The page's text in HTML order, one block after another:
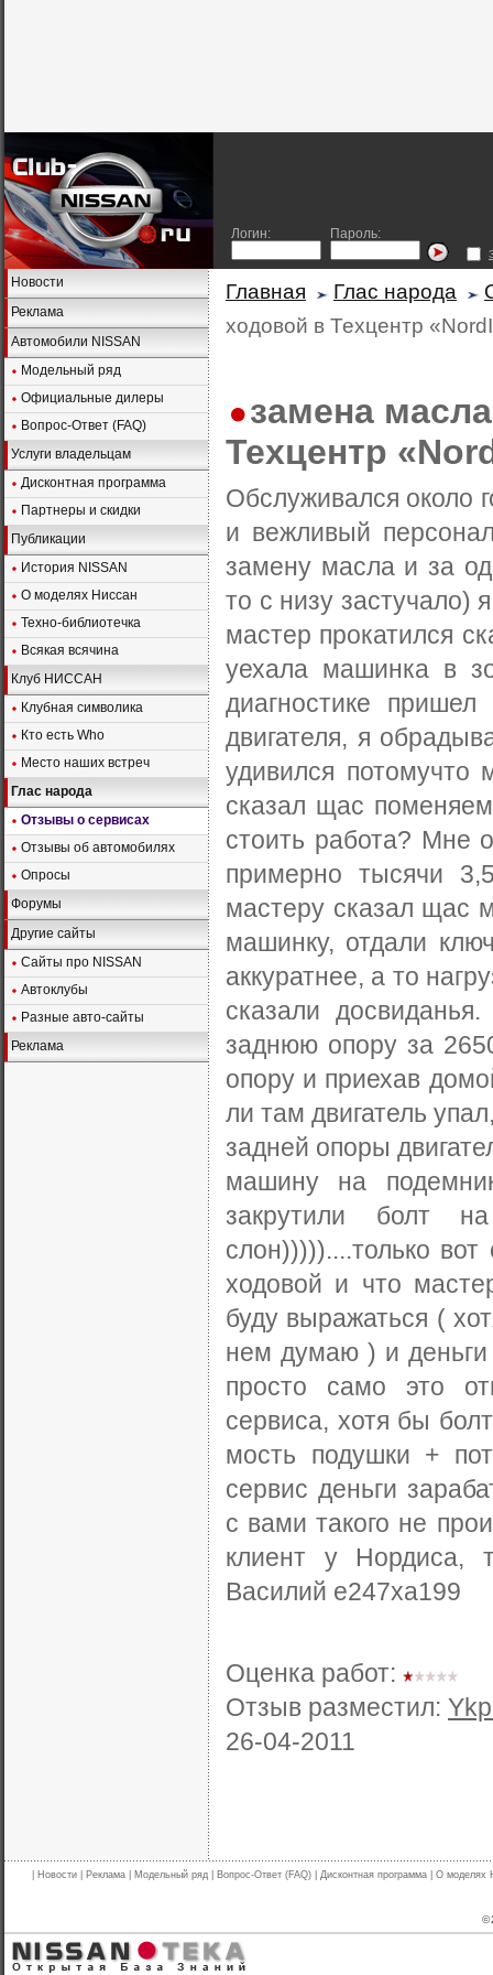
Логин: Пароль:
Новости
Реклама
Автомобили NISSAN
Модельный ряд
Официальные дилеры
Вопрос-Ответ (FAQ)
Услуги владельцам
Дисконтная программа
Партнеры и скидки
Публикации
История NISSAN
О моделях Ниссан
Техно-библиотечка
Всякая всячина
Клуб НИССАН
Клубная символика
Кто есть Who
Место наших встреч
Глас народа
Отзывы о сервисах
Отзывы об автомобилях
Опросы
Форумы
Другие сайты
Сайты про NISSAN
Автоклубы
Разные авто-сайты
Реклама
Главная Глас народа
ходовой в Техцентр
замена
Техцентр
Обслуживался около
и вежливый
замену масла и за
то с низу застучало)
мастер прокатился
уехала машинка в
диагностике
двигателя, я
удивился
сказал щас
стоить работа? Мне
примерно тысячи
мастеру сказал щас
машинку, отдали
аккуратнее, а то
сказали
заднюю опору за
опору и приехав
ли там двигатель
задней опоры
машину на
закрутили болт
слон)))))....только
ходовой и что
буду выражаться (
нем думаю ) и деньги
просто само это
сервиса, хотя бы
мость подушки +
сервис деньги
с вами такого не
клиент у Нордиса,
Василий е247ха199
Оценка работ:
Отзыв разместил:
26-04-2011
Новости Реклама Модельный ряд Вопрос-Ответ (FAQ) Дисконтная программа О моделях
©